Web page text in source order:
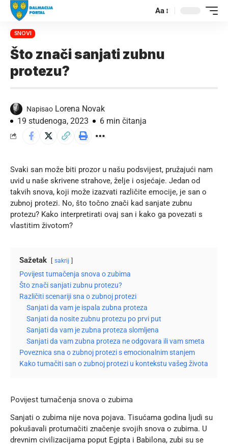
Aa
SNOVI
Što znači sanjati zubnu
protezu?
Napisao Lorena Novak
19 studenoga, 2023
6 min čitanja
Svaki san može biti prozor u našu podsvijest, pružajući nam
uvid u naše skrivene strahove, želje i osjećaje. Jedan od
takvih snova, koji može izazvati različite emocije, je san o
zubnoj protezi. No, što točno znači kad sanjate zubnu
protezu? Kako interpretirati ovaj san i kako ga povezati s
vlastitim životom?
Sažetak sakrij
Povijest tumačenja snova o zubima
Što znači sanjati zubnu protezu?
Različiti scenariji sna o zubnoj protezi
Sanjati da vam je ispala zubna proteza
Sanjati da nosite zubnu protezu po prvi put
Sanjati da vam je zubna proteza slomljena
Sanjati da vam zubna proteza ne odgovara ili vam smeta
Poveznica sna o zubnoj protezi s emocionalnim stanjem
Kako tumačiti san o zubnoj protezi u kontekstu vašeg života
Povijest tumačenja snova o zubima
Sanjati o zubima nije nova pojava. Tisućama godina ljudi su
pokušavali protumačiti značenje svojih snova o zubima. U
drevnim civilizacijama poput Egipta i Babilona, zubi su se